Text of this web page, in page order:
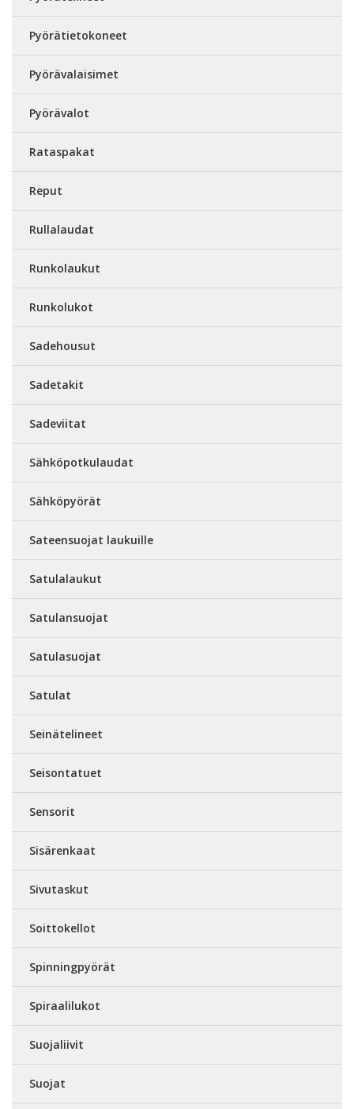
Pyörätietokoneet
Pyörävalaisimet
Pyörävalot
Rataspakat
Reput
Rullalaudat
Runkolaukut
Runkolukot
Sadehousut
Sadetakit
Sadeviitat
Sähköpotkulaudat
Sähköpyörät
Sateensuojat laukuille
Satulalaukut
Satulansuojat
Satulasuojat
Satulat
Seinätelineet
Seisontatuet
Sensorit
Sisärenkaat
Sivutaskut
Soittokellot
Spinningpyörät
Spiraalilukot
Suojaliivit
Suojat